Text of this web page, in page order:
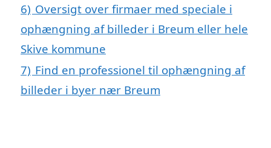
6) Oversigt over firmaer med speciale i
ophængning af billeder i Breum eller hele
Skive kommune
7) Find en professionel til ophængning af
billeder i byer nær Breum